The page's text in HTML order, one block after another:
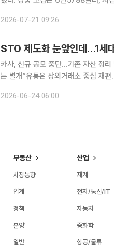
2026-07-21 09:26
STO 제도화 눈앞인데…1세
카사, 신규 공모 중단…기존 자산 정
는 별개”유통은 장외거래소 중심 재편…과제는 발행 생
제도 시행을 앞두고 제도권 편입을 준
2026-06-24 06:00
부동산
시장동향
업계
정책
분양
일반
산업
재계
전자/통신/IT
자동차
중화학
항공/물류